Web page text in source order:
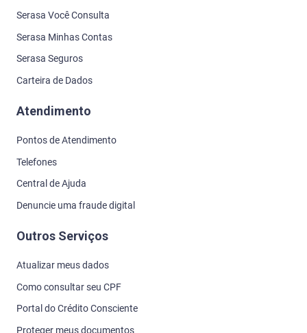
Serasa Você Consulta
Serasa Minhas Contas
Serasa Seguros
Carteira de Dados
Atendimento
Pontos de Atendimento
Telefones
Central de Ajuda
Denuncie uma fraude digital
Outros Serviços
Atualizar meus dados
Como consultar seu CPF
Portal do Crédito Consciente
Proteger meus documentos